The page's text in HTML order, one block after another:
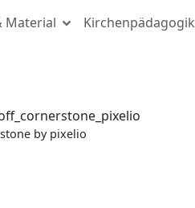
Material Kirchenpädagogik
by pixelio